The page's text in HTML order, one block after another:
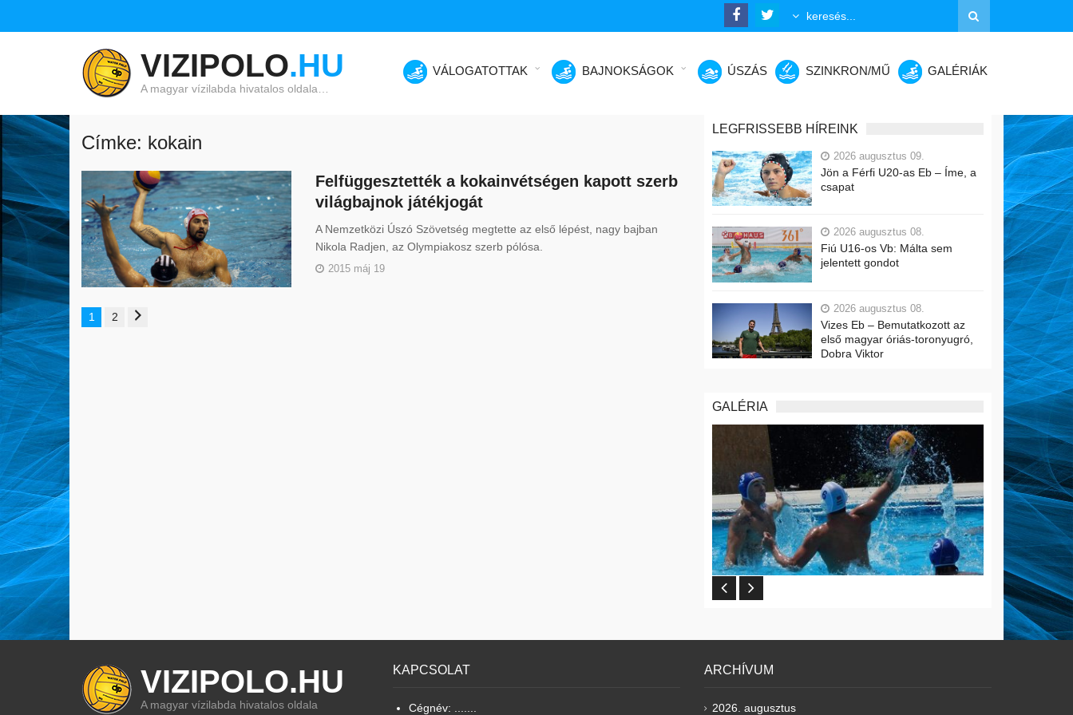
VIZIPOLO.HU
A magyar vízilabda hivatalos oldala…
VÁLOGATOTTAK BAJNOKSÁGOK ÚSZÁS SZINKRON/MŰ GALÉRIÁK
Címke: kokain
Felfüggesztették a kokainvétségen kapott szerb
világbajnok játékjogát
A Nemzetközi Úszó Szövetség megtette az első lépést, nagy bajban
Nikola Radjen, az Olympiakosz szerb pólósa.
2015 máj 19
1 2
LEGFRISSEBB HÍREINK
2026 augusztus 09.
Jön a Férfi U20-as Eb – Íme, a
csapat
2026 augusztus 08.
Fiú U16-os Vb: Málta sem
jelentett gondot
2026 augusztus 08.
Vizes Eb – Bemutatkozott az
első magyar óriás-toronyugró,
Dobra Viktor
GALÉRIA
VIZIPOLO.HU
A magyar vízilabda hivatalos oldala
KAPCSOLAT
Cégnév: .......
ARCHÍVUM
2026. augusztus